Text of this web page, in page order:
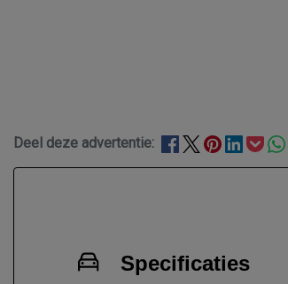
Deel deze advertentie:
Specificaties